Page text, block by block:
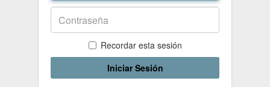
Recordar esta sesión
Iniciar Sesión